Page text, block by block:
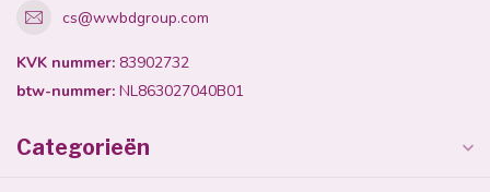
cs@wwbdgroup.com
KVK nummer: 83902732
btw-nummer: NL863027040B01
Categorieën